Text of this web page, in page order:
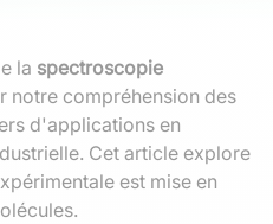
la spectroscopie
notre compréhension des
d'applications en
Cet article explore
est mise en